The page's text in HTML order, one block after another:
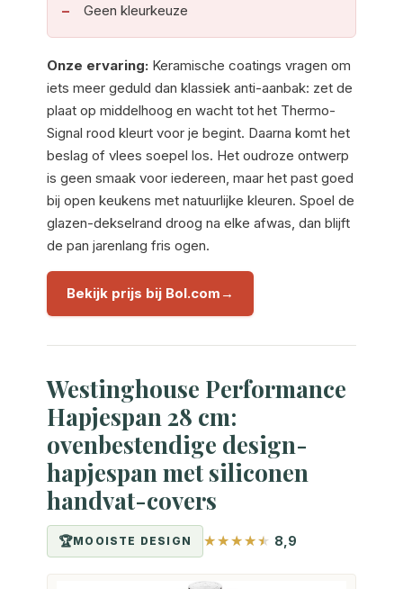
Geen kleurkeuze
Onze ervaring: Keramische coatings vragen om
iets meer geduld dan klassiek anti-aanbak: zet de
plaat op middelhoog en wacht tot het Thermo-
Signal rood kleurt voor je begint. Daarna komt het
beslag of vlees soepel los. Het oudroze ontwerp
is geen smaak voor iedereen, maar het past goed
bij open keukens met natuurlijke kleuren. Spoel de
glazen-dekselrand droog na elke afwas, dan blijft
de pan jarenlang fris ogen.
Bekijk prijs bij Bol.com
Westinghouse Performance
Hapjespan 28 cm:
ovenbestendige design-
hapjespan met siliconen
handvat-covers
MOOISTE DESIGN 8,9